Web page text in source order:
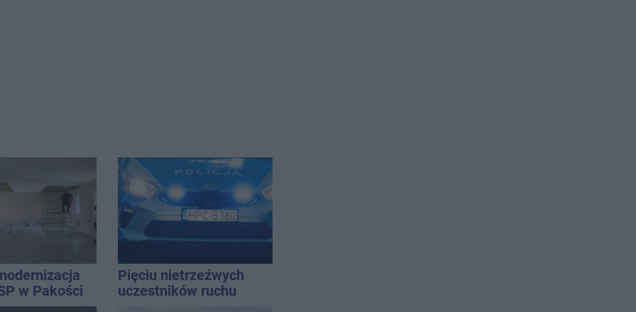
w Pakości
Pięciu nietrzeźwych
uczestników ruchu